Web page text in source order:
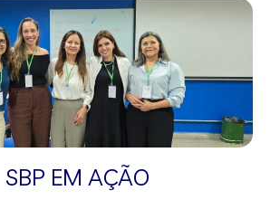
SBP EM AÇÃO